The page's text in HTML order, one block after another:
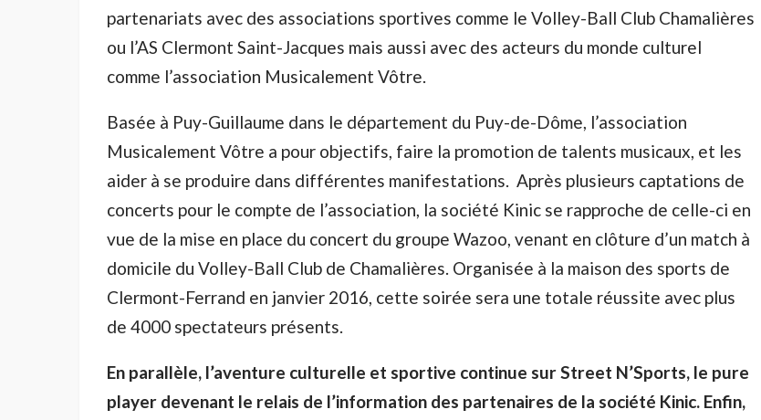
partenariats avec des associations sportives comme le Volley-Ball Club Chamalières
ou l’AS Clermont Saint-Jacques mais aussi avec des acteurs du monde culturel
comme l’association Musicalement Vôtre.
Basée à Puy-Guillaume dans le département du Puy-de-Dôme, l’association
Musicalement Vôtre a pour objectifs, faire la promotion de talents musicaux, et les
aider à se produire dans différentes manifestations. Après plusieurs captations de
concerts pour le compte de l’association, la société Kinic se rapproche de celle-ci en
vue de la mise en place du concert du groupe Wazoo, venant en clôture d’un match à
domicile du Volley-Ball Club de Chamalières. Organisée à la maison des sports de
Clermont-Ferrand en janvier 2016, cette soirée sera une totale réussite avec plus
de 4000 spectateurs présents.
En parallèle, l’aventure culturelle et sportive continue sur Street N’Sports, le pure
player devenant le relais de l’information des partenaires de la société Kinic. Enfin,